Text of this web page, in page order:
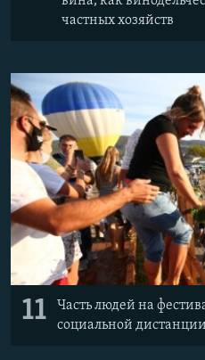
частных хозяйств
11
Часть людей на
социальной дистанции